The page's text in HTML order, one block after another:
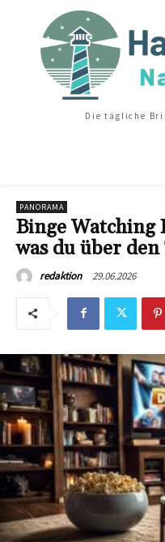
Die tägliche
PANORAMA
Binge Watching
was du über
redaktion 29.06.2026